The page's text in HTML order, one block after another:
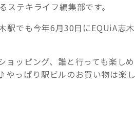
テキライフ編集部です。
駅でも今年6月30日にEQUiA志木
ッピング、誰と行っても楽しめ
っぱり駅ビルのお買い物は楽し